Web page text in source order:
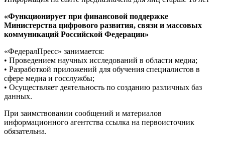
«Функционирует при финансовой поддержке
Министерства цифрового развития, связи и массовых
коммуникаций Российской Федерации»
«ФедералПресс» занимается:
• Проведением научных исследований в области медиа;
• Разработкой приложений для обучения специалистов в
сфере медиа и госслужбы;
• Осуществляет деятельность по созданию различных баз
данных.
При заимствовании сообщений и материалов
информационного агентства ссылка на первоисточник
обязательна.